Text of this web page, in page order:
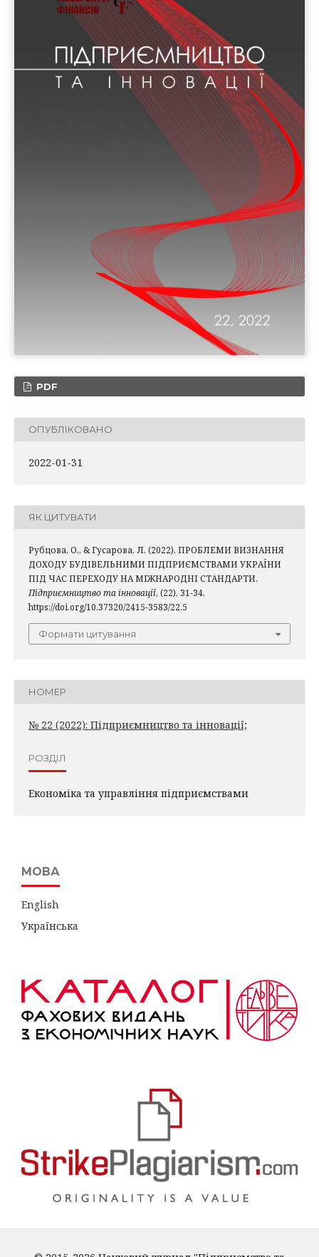
PDF
ОПУБЛІКОВАНО
2022-01-31
ЯК ЦИТУВАТИ
Рубцова, О., & Гусарова, Л. (2022). ПРОБЛЕМИ ВИЗНАННЯ
ДОХОДУ БУДІВЕЛЬНИМИ ПІДПРИЄМСТВАМИ УКРАЇНИ
ПІД ЧАС ПЕРЕХОДУ НА МІЖНАРОДНІ СТАНДАРТИ.
Підприємництво та інновації, (22), 31-34.
https://doi.org/10.37320/2415-3583/22.5
Формати цитування
НОМЕР
№ 22 (2022): Підприємництво та інновації;
РОЗДІЛ
Економіка та управління підприємствами
МОВА
English
Українська